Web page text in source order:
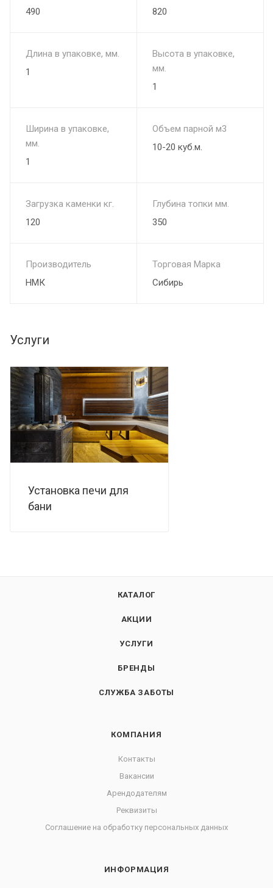
490 820
Длина в упаковке, мм.
1
Высота в упаковке,
мм.
1
Ширина в упаковке,
мм.
1
Объем парной м3
10-20 куб.м.
Загрузка каменки кг.
120
Глубина топки мм.
350
Производитель
НМК
Торговая Марка
Сибирь
Услуги
Установка печи для
бани
КАТАЛОГ
АКЦИИ
УСЛУГИ
БРЕНДЫ
СЛУЖБА ЗАБОТЫ
КОМПАНИЯ
Контакты
Вакансии
Арендодателям
Реквизиты
Соглашение на обработку персональных данных
ИНФОРМАЦИЯ